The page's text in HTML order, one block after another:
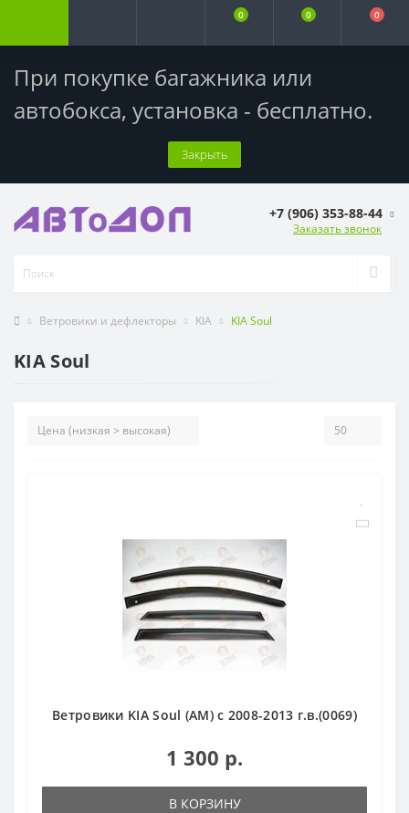
При покупке багажника или
автобокса, установка - бесплатно.
Закрыть
0 0 0
+7 (906) 353-88-44
Заказать звонок
Ветровики и дефлекторы KIA KIA Soul
KIA Soul
Ветровики KIA Soul (AM) c 2008-2013 г.в.(0069)
1 300 р.
В КОРЗИНУ